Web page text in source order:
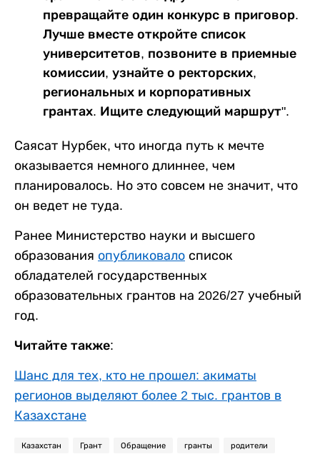
превращайте один конкурс в приговор.
Лучше вместе откройте список
университетов, позвоните в приемные
комиссии, узнайте о ректорских,
региональных и корпоративных
грантах. Ищите следующий маршрут".
Саясат Нурбек, что иногда путь к мечте
оказывается немного длиннее, чем
планировалось. Но это совсем не значит, что
он ведет не туда.
Ранее Министерство науки и высшего
образования опубликовало список
обладателей государственных
образовательных грантов на 2026/27 учебный
год.
Читайте также:
Шанс для тех, кто не прошел: акиматы
регионов выделяют более 2 тыс. грантов в
Казахстане
Казахстан Грант Обращение гранты родители